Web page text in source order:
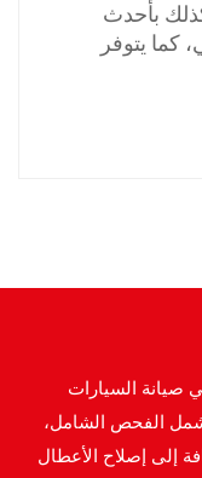
بأحدث
يتوفر
صيانة السيارات
الفحص الشامل،
إلى إصلاح الأعطال